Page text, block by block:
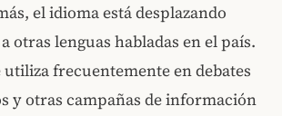
el idioma está desplazando
otras lenguas habladas en el país.
utiliza frecuentemente en debates
y otras campañas de información